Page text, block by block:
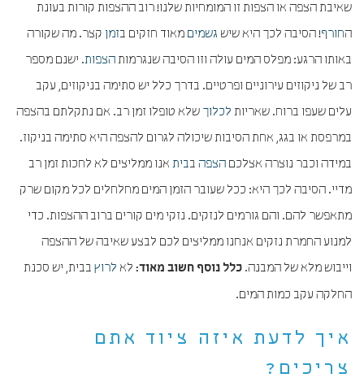
שאיבת הצפה או הצפות זו המומחיות שלנו! רוב ההצפות קורות בעונת
החורף! הסיבה לכך היא שיש גשמים מאוד חזקים בזמן קצר. מה שקורה
באותו הרגע: מפלס המים עולה וזו הסיבה שנגרמותהצפות. ישנם מספר
רב של ניקוזים עירוניים ופרטיים. בדרך כלל יש סתימה בניקוזים, עקב
עלים שעפו ברוח. שאריות לכלוך שלא טופלו זמן רב. אם נתקלתם בהצפה
במרפסת או בגג, אחת הסיבות שיכולה לגרום להצפה היא סתימה בניקוז.
במידה וכבר נוצרה אצלכם הצפה בבית אנו ממליצים לא לחכות זמן רב
מדיי. הסיבה לכך היא: ככל שעובר הזמן המים מחלחלים לכל מקום שרק
מתאפשר להם. והם גורמים לנזקים. נזקי מים קורים ברוב ההצפות. כדי
למנוע החמרת נזקים אנחנו ממליצים לכם לבצע שאיבה של ההצפה
וייבוש מלא של המבנה. כלל נוסף חשוב מאוד: לא לרוץ בבית, יש סכנת
החלקה עקב כמות המים.
איך לדעת איזה ציוד אתם
צריכים?